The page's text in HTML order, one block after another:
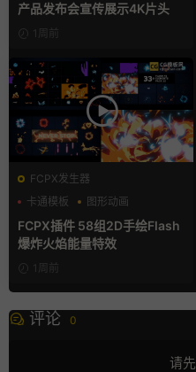
产品发布会宣传展示4K片头
1周前
FCPX发生器
卡通模板
图形动画
手绘风
FCPX插件 58组2D手绘Flash
爆炸火焰能量特效
1周前
评论 0
请先